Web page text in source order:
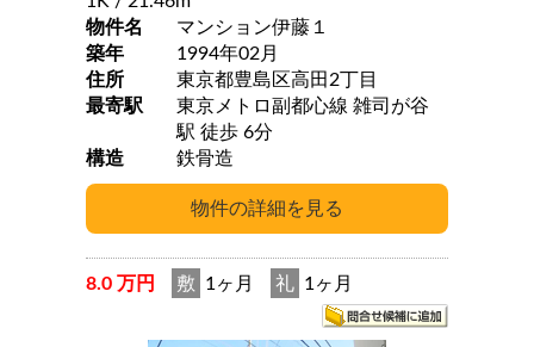
物件名
マンション伊藤１
築年
1994年02月
住所
東京都豊島区高田2丁目
最寄駅
東京メトロ副都心線 雑司が谷
駅 徒歩 6分
構造
鉄骨造
8.0 万円 敷 1ヶ月 礼 1ヶ月